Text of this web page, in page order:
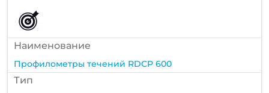
Наименование
Профилометры течений RDCP 600
Тип